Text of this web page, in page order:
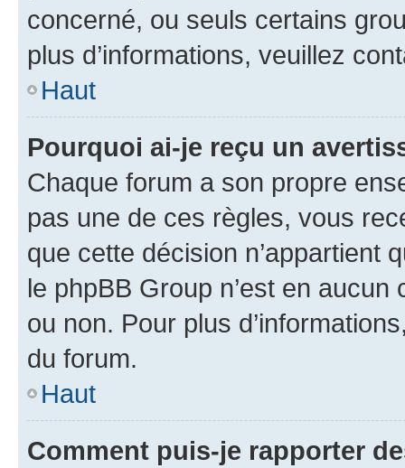
concerné, ou seuls certains
plus d’informations, veuillez
Haut
Pourquoi ai-je reçu un
Chaque forum a son propre
pas une de ces règles, vous
que cette décision n’appartient
le phpBB Group n’est en
ou non. Pour plus
du forum.
Haut
Comment puis-je rapporter